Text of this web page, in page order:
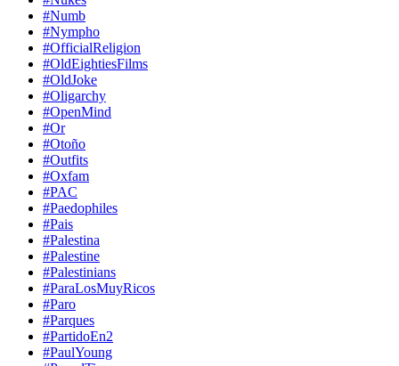
#Numb
#Nympho
#OfficialReligion
#OldEightiesFilms
#OldJoke
#Oligarchy
#OpenMind
#Or
#Otoño
#Outfits
#Oxfam
#PAC
#Paedophiles
#Pais
#Palestina
#Palestine
#Palestinians
#ParaLosMuyRicos
#Paro
#Parques
#PartidoEn2
#PaulYoung